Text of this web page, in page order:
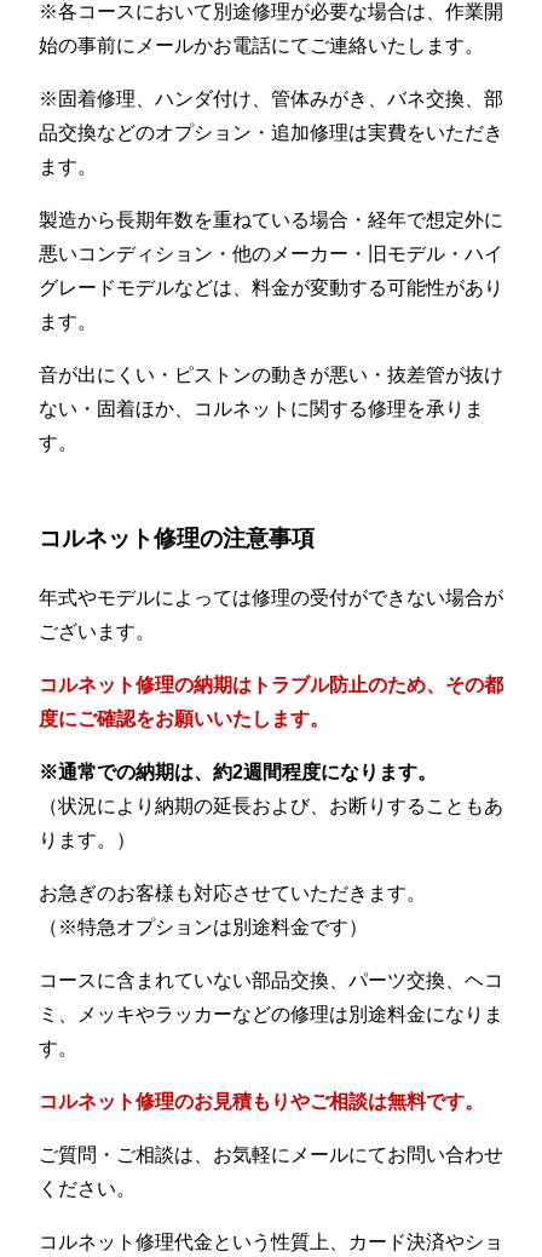
※各コースにおいて別途修理が必要な場合は、作業開
始の事前にメールかお電話にてご連絡いたします。
※固着修理、ハンダ付け、管体みがき、バネ交換、部
品交換などのオプション・追加修理は実費をいただき
ます。
製造から長期年数を重ねている場合・経年で想定外に
悪いコンディション・他のメーカー・旧モデル・ハイ
グレードモデルなどは、料金が変動する可能性があり
ます。
音が出にくい・ピストンの動きが悪い・抜差管が抜け
ない・固着ほか、コルネットに関する修理を承りま
す。
コルネット修理の注意事項
年式やモデルによっては修理の受付ができない場合が
ございます。
コルネット修理の納期はトラブル防止のため、その都
度にご確認をお願いいたします。
※通常での納期は、約2週間程度になります。
（状況により納期の延長および、お断りすることもあ
ります。）
お急ぎのお客様も対応させていただきます。
（※特急オプションは別途料金です）
コースに含まれていない部品交換、パーツ交換、ヘコ
ミ、メッキやラッカーなどの修理は別途料金になりま
す。
コルネット修理のお見積もりやご相談は無料です。
ご質問・ご相談は、お気軽にメールにてお問い合わせ
ください。
コルネット修理代金という性質上、カード決済やショ